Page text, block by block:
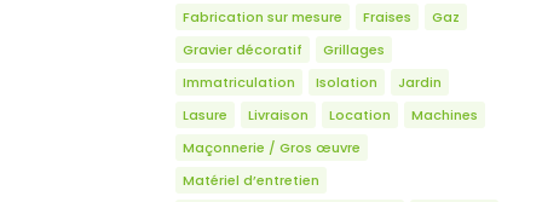
Fabrication sur mesure
Fraises
Gaz
Gravier décoratif
Grillages
Immatriculation
Isolation
Jardin
Lasure
Livraison Location
Machines
Maçonnerie / Gros œuvre
Matériel d’entretien